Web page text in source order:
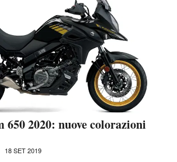
650 2020: nuove colorazioni
18 SET 2019